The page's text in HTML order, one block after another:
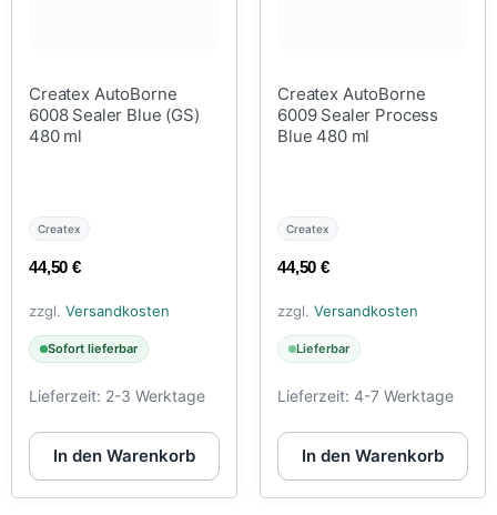
Createx AutoBorne
6008 Sealer Blue (GS)
480 ml
Createx
44,50€
zzgl. Versandkosten
Sofort lieferbar
Lieferzeit: 2-3 Werktage
In den Warenkorb
Createx AutoBorne
6009 Sealer Process
Blue 480 ml
Createx
44,50€
zzgl. Versandkosten
Lieferbar
Lieferzeit: 4-7 Werktage
In den Warenkorb